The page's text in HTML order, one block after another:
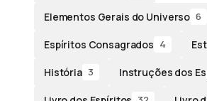
Elementos Gerais do Universo 6
Espíritos Consagrados 4
História 3 Instruções dos